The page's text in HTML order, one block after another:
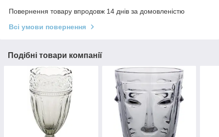
Повернення товару впродовж 14 днів за домовленістю
Всі умови повернення
Подібні товари компанії